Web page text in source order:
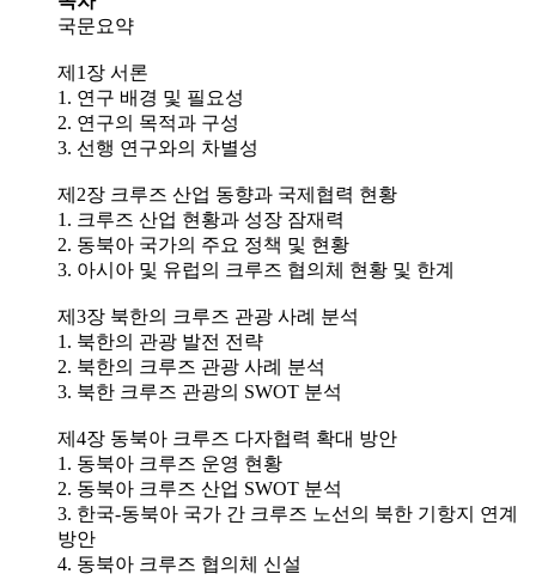
국문요약
제1장 서론
1. 연구 배경 및 필요성
2. 연구의 목적과 구성
3. 선행 연구와의 차별성
제2장 크루즈 산업 동향과 국제협력 현황
1. 크루즈 산업 현황과 성장 잠재력
2. 동북아 국가의 주요 정책 및 현황
3. 아시아 및 유럽의 크루즈 협의체 현황 및 한계
제3장 북한의 크루즈 관광 사례 분석
1. 북한의 관광 발전 전략
2. 북한의 크루즈 관광 사례 분석
3. 북한 크루즈 관광의 SWOT 분석
제4장 동북아 크루즈 다자협력 확대 방안
1. 동북아 크루즈 운영 현황
2. 동북아 크루즈 산업 SWOT 분석
3. 한국-동북아 국가 간 크루즈 노선의 북한 기항지 연계
방안
4. 동북아 크루즈 협의체 신설